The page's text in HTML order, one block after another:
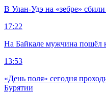
В Улан-Удэ на «зебре»
17:22
На Байкале мужчина пошёл
13:53
«День поля» сегодня
Бурятии